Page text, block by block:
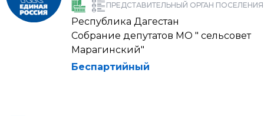
ПРЕДСТАВИТЕЛЬНЫЙ ОРГАН ПОСЕЛЕНИЯ
Республика Дагестан
Собрание депутатов МО " сельсовет
Марагинский"
Беспартийный